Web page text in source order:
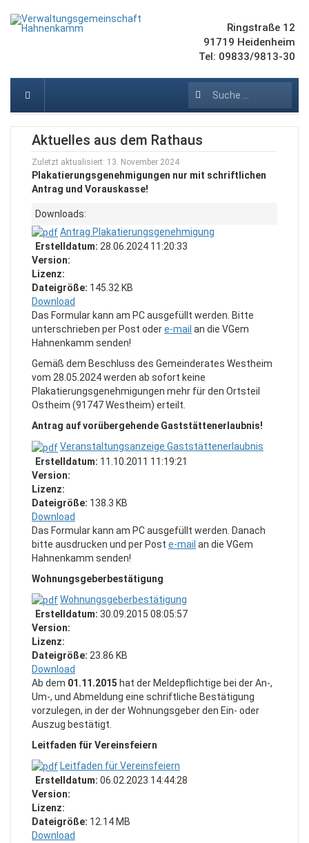
Ringstraße 12
91719 Heidenheim
Tel: 09833/9813-30
Suchen
Aktuelles aus dem Rathaus
Zuletzt aktualisiert: 13. November 2024
Plakatierungsgenehmigungen nur mit schriftlichen
Antrag und Vorauskasse!
Downloads:
Antrag Plakatierungsgenehmigung
Erstelldatum: 28.06.2024 11:20:33
Version:
Lizenz:
Dateigröße: 145.32 KB
Download
Das Formular kann am PC ausgefüllt werden. Bitte
unterschrieben per Post odere-mail an die VGem
Hahnenkamm senden!
Gemäß dem Beschluss des Gemeinderates Westheim
vom 28.05.2024 werden ab sofort keine
Plakatierungsgenehmigungen mehr für den Ortsteil
Ostheim (91747 Westheim) erteilt.
Antrag auf vorübergehende Gaststättenerlaubnis!
Veranstaltungsanzeige Gaststättenerlaubnis
Erstelldatum: 11.10.2011 11:19:21
Version:
Lizenz:
Dateigröße: 138.3 KB
Download
Das Formular kann am PC ausgefüllt werden. Danach
bitte ausdrucken und per Post e-mail an die VGem
Hahnenkamm senden!
Wohnungsgeberbestätigung
Wohnungsgeberbestätigung
Erstelldatum: 30.09.2015 08:05:57
Version:
Lizenz:
Dateigröße: 23.86 KB
Download
Ab dem 01.11.2015 hat der Meldepflichtige bei der An-,
Um-, und Abmeldung eine schriftliche Bestätigung
vorzulegen, in der der Wohnungsgeber den Ein- oder
Auszug bestätigt.
Leitfaden für Vereinsfeiern
Leitfaden für Vereinsfeiern
Erstelldatum: 06.02.2023 14:44:28
Version:
Lizenz:
Dateigröße: 12.14 MB
Download